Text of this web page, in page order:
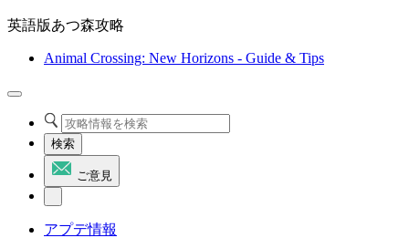
英語版あつ森攻略
Animal Crossing: New Horizons - Guide & Tips
検索
ご意見
アプデ情報